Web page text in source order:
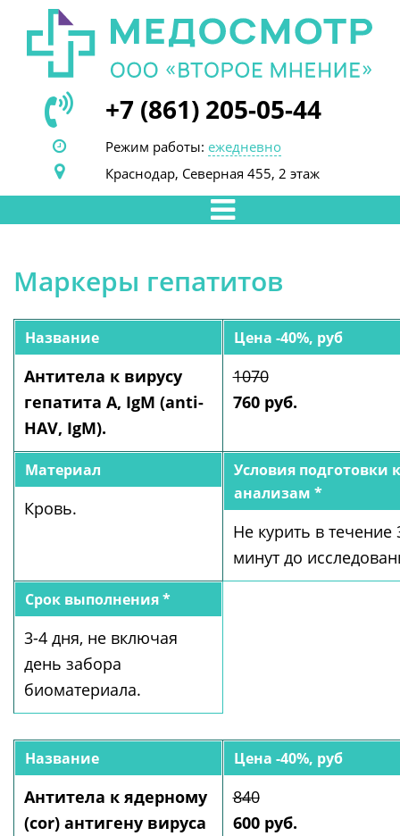
+7 (861) 205-05-44
Режим работы: ежедневно
Краснодар, Северная 455, 2 этаж
Маркеры гепатитов
Название
Антитела к вирусу
гепатита А, IgM (anti-
HAV, IgM).
Цена -40%, руб
1070
760 руб.
Материал
Кровь.
Условия подготовки к
анализам *
Не курить в течение
минут до
Срок выполнения *
3-4 дня, не включая
день забора
биоматериала.
Название
Антитела к ядерному
(cor) антигену вируса
Цена -40%, руб
840
600 руб.